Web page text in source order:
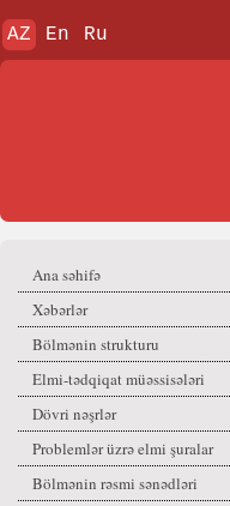
AZ En Ru
Ana səhifə
Xəbərlər
Bölmənin strukturu
Elmi-tədqiqat müəssisələri
Dövri nəşrlər
Problemlər üzrə elmi şuralar
Bölmənin rəsmi sənədləri